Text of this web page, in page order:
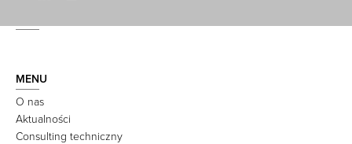
MENU
O nas
Aktualności
Consulting techniczny